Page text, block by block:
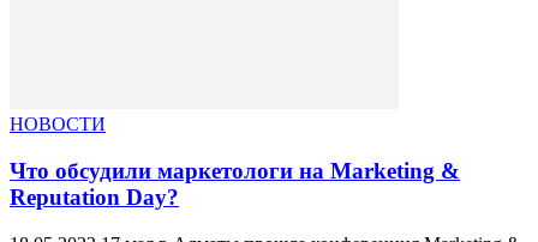
НОВОСТИ
Что обсудили маркетологи на Marketing &
Reputation Day?